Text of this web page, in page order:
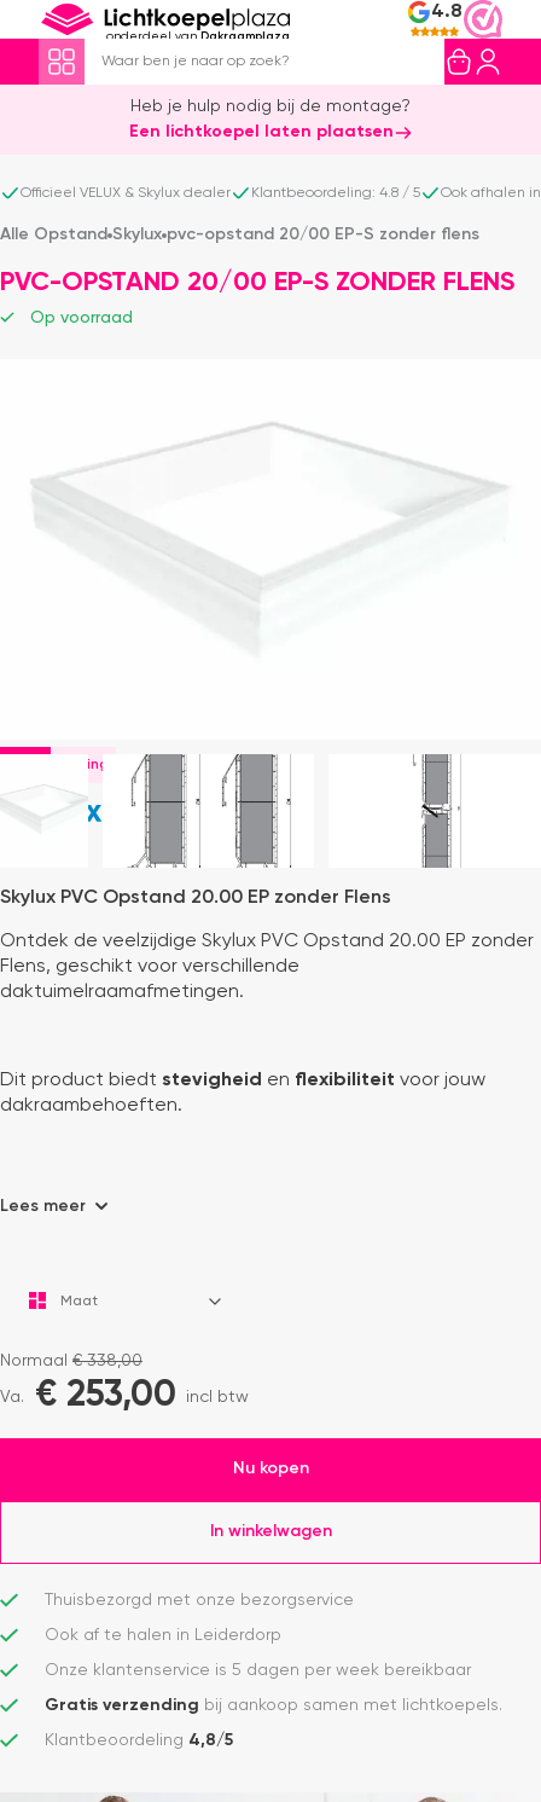
onderdeel van Dakraamplaza
4.8
Heb je hulp nodig bij de montage?
Een lichtkoepel laten plaatsen
Officieel VELUX & Skylux dealer Klantbeoordeling: 4.8 / 5 Ook afhalen
Alle Opstand Skylux pvc-opstand 20/00 EP-S zonder flens
PVC-OPSTAND 20/00 EP-S ZONDER FLENS
Op voorraad
Skylux PVC Opstand 20.00 EP zonder Flens
Ontdek de veelzijdige Skylux PVC Opstand 20.00 EP zonder
Flens, geschikt voor verschillende
daktuimelraamafmetingen.
Dit product biedt stevigheid en flexibiliteit voor jouw
dakraambehoeften.
Lees meer
Normaal €338,00
Va. € 253,00 incl btw
Nu kopen
In winkelwagen
Thuisbezorgd met onze bezorgservice
Ook af te halen in Leiderdorp
Onze klantenservice is 5 dagen per week bereikbaar
Gratis verzending bij aankoop samen met lichtkoepels.
Klantbeoordeling 4,8/5